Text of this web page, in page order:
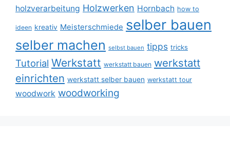
holzverarbeitung Holzwerken Hornbach how to
ideen kreativ Meisterschmiede selber bauen
selber machen selbst bauen tipps tricks
Tutorial Werkstatt werkstatt bauen werkstatt
einrichten werkstatt selber bauen werkstatt tour
woodwork woodworking